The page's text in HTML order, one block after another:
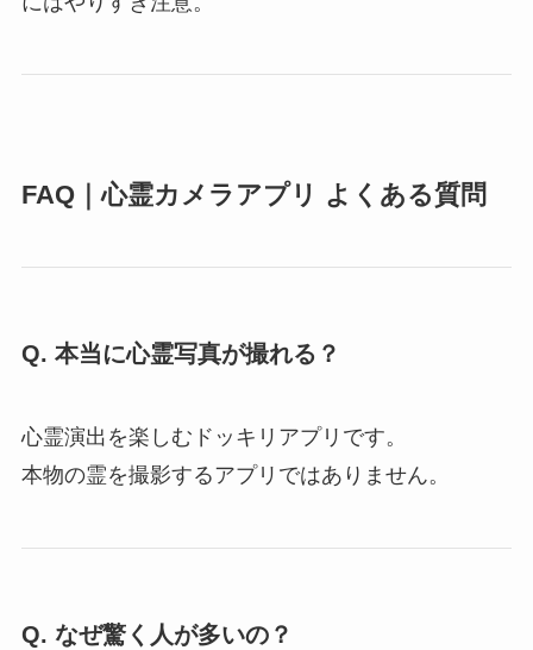
FAQ｜心霊カメラアプリ よくある質問
Q. 本当に心霊写真が撮れる？
心霊演出を楽しむドッキリアプリです。
本物の霊を撮影するアプリではありません。
Q. なぜ驚く人が多いの？